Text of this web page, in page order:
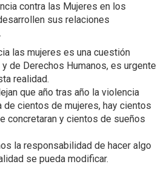
contra las Mujeres en los
sus relaciones
las mujeres es una cuestión
de Derechos Humanos, es urgente
realidad.
que año tras año la violencia
cientos de mujeres, hay cientos
concretaran y cientos de sueños
la responsabilidad de hacer algo
se pueda modificar.